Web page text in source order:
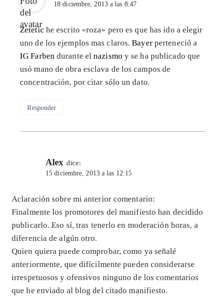
18 diciembre, 2013 a las 8:47
Zetetic he escrito «roza» pero es que has ido a elegir
uno de los ejemplos mas claros.Bayer perteneció a
IG Farbendurante elnazismo y se ha publicado que
usó mano de obra esclava de los campos de
concentración, por citar sólo un dato.
Responder
Alex dice:
15 diciembre, 2013 a las 12:15
Aclaración sobre mi anterior comentario:
Finalmente los promotores del manifiesto han decidido
publicarlo. Eso sí, tras tenerlo en moderación horas, a
diferencia de algún otro.
Quien quiera puede comprobar, como ya señalé
anteriormente, que difícilmente pueden considerarse
irrespetuosos y ofensivos ninguno de los comentarios
que he enviado al blog del citado manifiesto.